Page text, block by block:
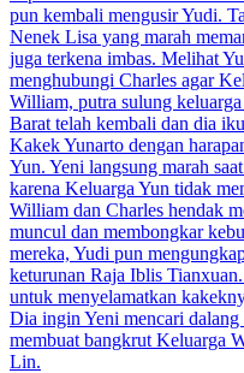
pun kembali mengusir Yudi.
Nenek Lisa yang marah
juga terkena imbas. Melihat
menghubungi Charles agar
William, putra sulung
Barat telah kembali dan dia
Kakek Yunarto dengan
Yun. Yeni langsung marah
karena Keluarga Yun tidak
William dan Charles hendak
muncul dan membongkar
mereka, Yudi pun
keturunan Raja Iblis
untuk menyelamatkan
Dia ingin Yeni mencari
membuat bangkrut Keluarga
Lin.